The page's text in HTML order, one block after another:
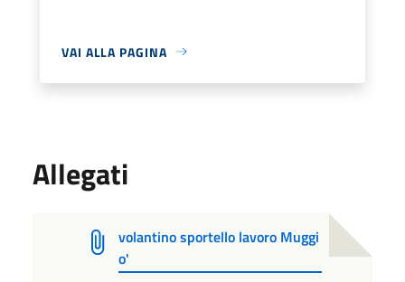
VAI ALLA PAGINA
Allegati
volantino sportello lavoro Muggi
o'